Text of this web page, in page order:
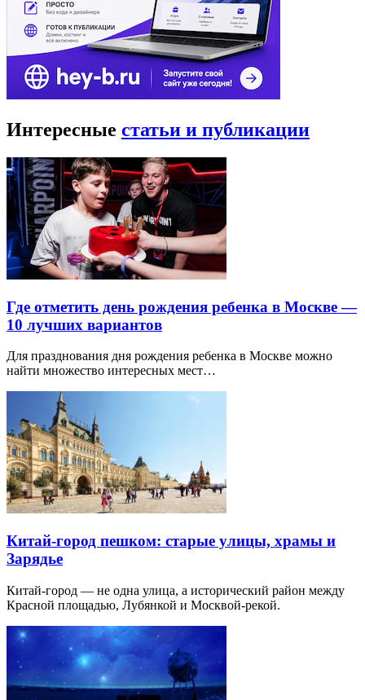
Интересные статьи и публикации
Где отметить день рождения ребенка в Москве —
10 лучших вариантов
Для празднования дня рождения ребенка в Москве можно
найти множество интересных мест…
Китай-город пешком: старые улицы, храмы и
Зарядье
Китай-город — не одна улица, а исторический район между
Красной площадью, Лубянкой и Москвой-рекой.